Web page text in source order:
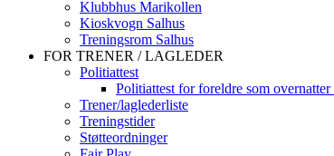
Klubbhus Marikollen
Kioskvogn Salhus
Treningsrom Salhus
FOR TRENER / LAGLEDER
Politiattest
Politiattest for foreldre som
Trener/laglederliste
Treningstider
Støtteordninger